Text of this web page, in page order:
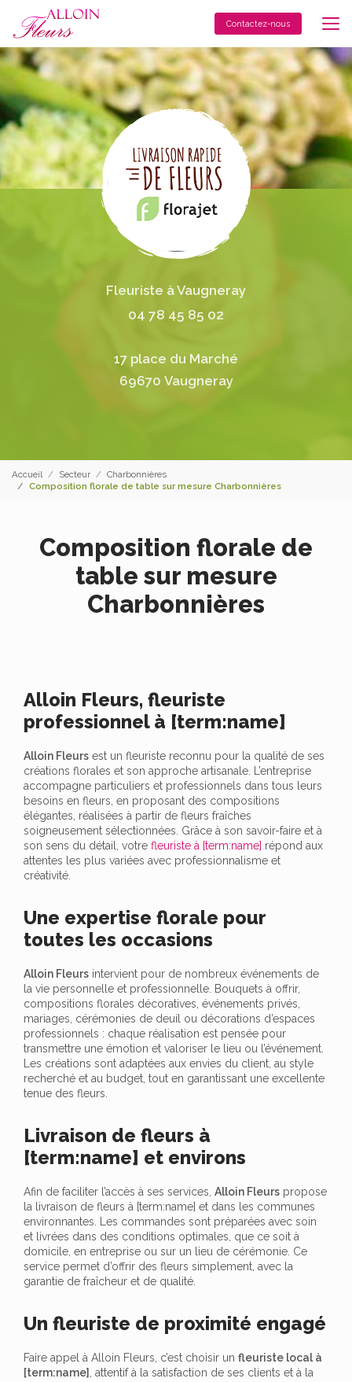
contenu
principal
Contactez-nous
Fleuriste à Vaugneray
04 78 45 85 02
17 place du Marché
69670 Vaugneray
Accueil Secteur
Charbonnières
Composition florale de table sur mesure Charbonnières
Composition florale de
table sur mesure
Charbonnières
Alloin Fleurs, fleuriste
professionnel à [term:name]
Alloin Fleurs est un fleuriste reconnu pour la qualité de ses
créations florales et son approche artisanale. L’entreprise
accompagne particuliers et professionnels dans tous leurs
besoins en fleurs, en proposant des compositions
élégantes, réalisées à partir de fleurs fraîches
soigneusement sélectionnées. Grâce à son savoir-faire et à
son sens du détail, votre fleuriste à [term:name] répond aux
attentes les plus variées avec professionnalisme et
créativité.
Une expertise florale pour
toutes les occasions
Alloin Fleurs intervient pour de nombreux événements de
la vie personnelle et professionnelle. Bouquets à offrir,
compositions florales décoratives, événements privés,
mariages, cérémonies de deuil ou décorations d’espaces
professionnels : chaque réalisation est pensée pour
transmettre une émotion et valoriser le lieu ou l’événement.
Les créations sont adaptées aux envies du client, au style
recherché et au budget, tout en garantissant une excellente
tenue des fleurs.
Livraison de fleurs à
[term:name] et environs
Afin de faciliter l’accès à ses services, Alloin Fleurs propose
la livraison de fleurs à [term:name] et dans les communes
environnantes. Les commandes sont préparées avec soin
et livrées dans des conditions optimales, que ce soit à
domicile, en entreprise ou sur un lieu de cérémonie. Ce
service permet d’offrir des fleurs simplement, avec la
garantie de fraîcheur et de qualité.
Un fleuriste de proximité engagé
Faire appel à Alloin Fleurs, c’est choisir un fleuriste local à
[term:name]
, attentif à la satisfaction de ses clients et à la